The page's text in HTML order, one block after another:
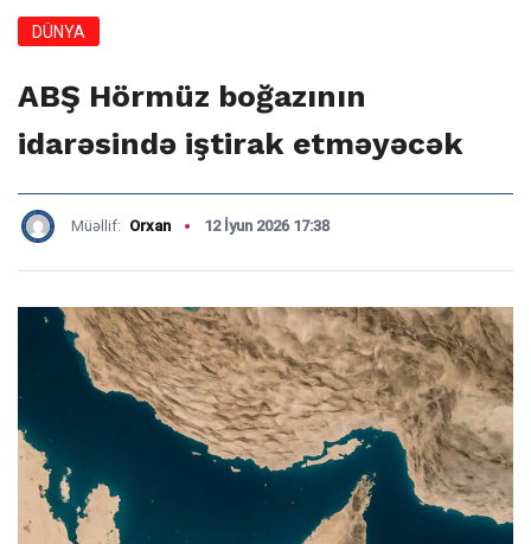
DÜNYA
ABŞ Hörmüz boğazının
idarəsində iştirak etməyəcək
Müəllif: Orxan 12 İyun 2026 17:38